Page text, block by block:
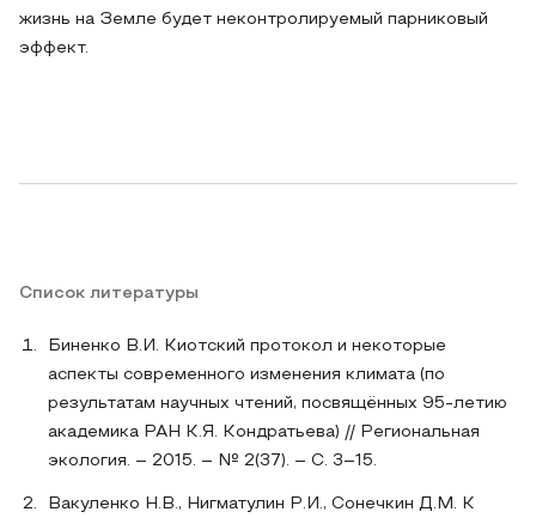
жизнь на Земле будет неконтролируемый парниковый
эффект.
Список литературы
Биненко В.И. Киотский протокол и некоторые
аспекты современного изменения климата (по
результатам научных чтений, посвящённых 95-летию
академика РАН К.Я. Кондратьева) // Региональная
экология. – 2015. – № 2(37). – С. 3–15.
Вакуленко Н.В., Нигматулин Р.И., Сонечкин Д.М. К